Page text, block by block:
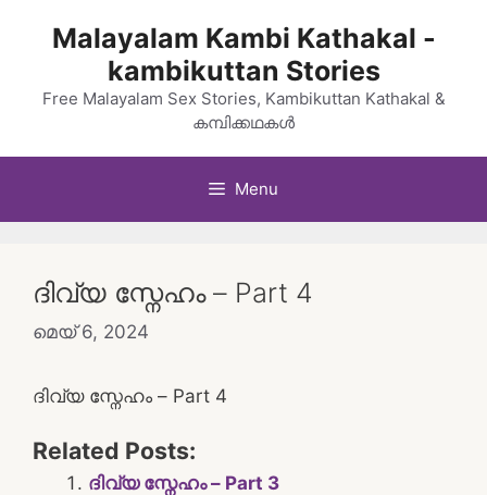
Malayalam Kambi Kathakal -
kambikuttan Stories
Free Malayalam Sex Stories, Kambikuttan Kathakal &
കമ്പിക്കഥകൾ
Menu
ദിവ്യ സ്നേഹം – Part 4
മെയ്‌ 6, 2024
ദിവ്യ സ്നേഹം – Part 4
Related Posts:
ദിവ്യ സ്നേഹം – Part 3